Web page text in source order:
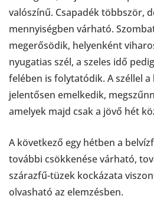
valószínű. Csapadék többször,
mennyiségben várható.
megerősödik, helyenként
nyugatias szél, a szeles idő
felében is folytatódik. A széllel
jelentősen emelkedik,
amelyek majd csak a jövő hét
A következő egy hétben a
további csökkenése várható,
szárazfű-tüzek kockázata
olvasható az elemzésben.